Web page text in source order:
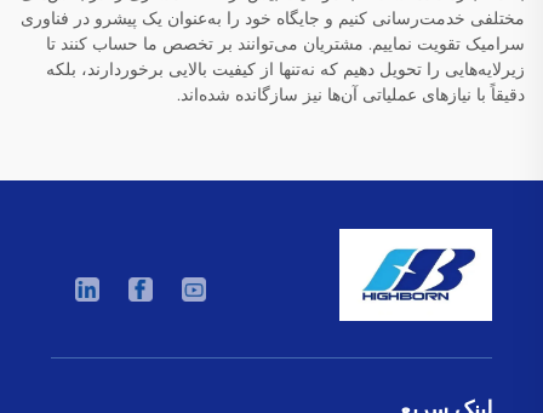
مختلفی خدمت‌رسانی کنیم و جایگاه خود را به‌عنوان یک پیشرو در فناوری
سرامیک تقویت نماییم. مشتریان می‌توانند بر تخصص ما حساب کنند تا
زیرلایه‌هایی را تحویل دهیم که نه‌تنها از کیفیت بالایی برخوردارند، بلکه
دقیقاً با نیازهای عملیاتی آن‌ها نیز سازگانده شده‌اند.